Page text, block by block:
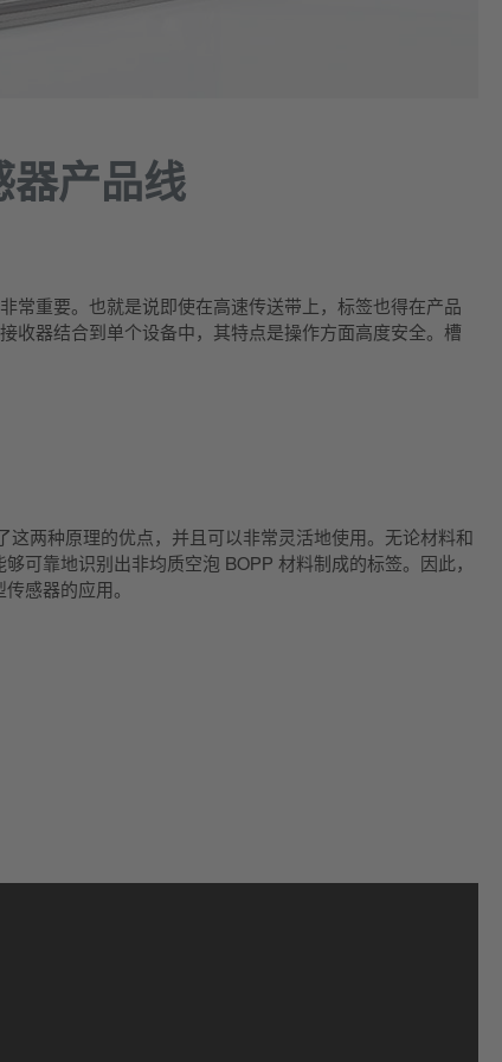
器产品线
常重要。也就是说即使在高速传送带上，标签也得在产品
收器结合到单个设备中，其特点是操作方面高度安全。槽
两种原理的优点，并且可以非常灵活地使用。无论材料和
可靠地识别出非均质空泡 BOPP 材料制成的标签。因此，
感器的应用。